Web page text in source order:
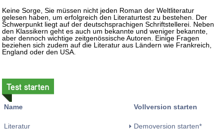
Keine Sorge, Sie müssen nicht jeden Roman der Weltliteratur
gelesen haben, um erfolgreich den Literaturtest zu bestehen. Der
Schwerpunkt liegt auf der deutschsprachigen Schriftstellerei. Neben
den Klassikern geht es auch um bekannte und weniger bekannte,
aber dennoch wichtige zeitgenössische Autoren. Einige Fragen
beziehen sich zudem auf die Literatur aus Ländern wie Frankreich,
England oder den USA.
Test starten
Name Vollversion starten
Literatur Demoversion starten*